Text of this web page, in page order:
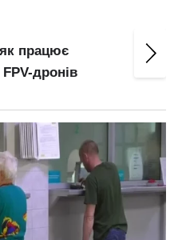
можна
з боргами